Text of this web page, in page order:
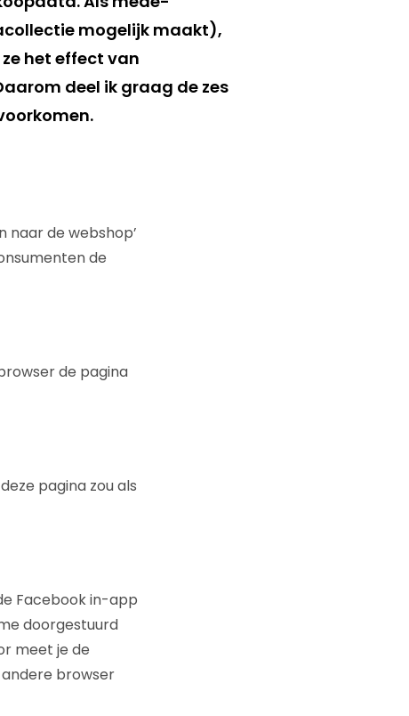
mogelijk maakt),
het effect van
deel ik graag de zes
naar de webshop’
de
de pagina
pagina zou als
Facebook in-app
doorgestuurd
meet je de
browser